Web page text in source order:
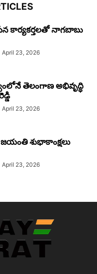
కార్యకర్తలతో నాగబాబు
April 23, 2026
తెలంగాణ అభివృద్ధి
April 23, 2026
శుభాకాంక్షలు
April 23, 2026